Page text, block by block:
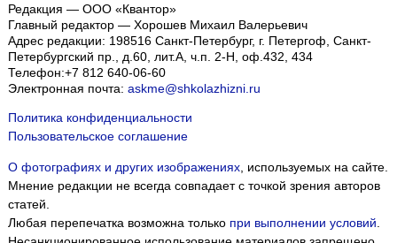
Редакция — ООО «Квантор»
Главный редактор — Хорошев Михаил Валерьевич
Адрес редакции: 198516 Санкт-Петербург, г. Петергоф Санкт-
Петербургский пр., д.60, лит.А, ч.п. 2-Н, оф.432, 434
Телефон:+7 812 640-06-60
Электронная почта: askme@shkolazhizni.ru
Политика конфиденциальности
Пользовательское соглашение
О фотографиях и других изображениях, используемых на сайте.
Мнение редакции не всегда совпадает с точкой зрения авторов
статей.
Любая перепечатка возможна только при выполнении условий